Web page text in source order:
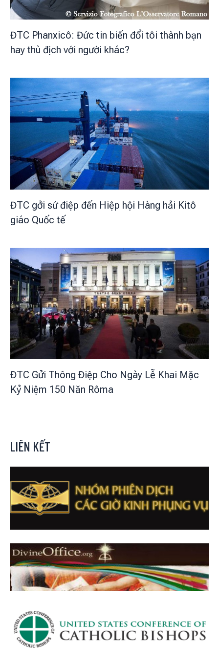
ĐTC Phanxicô: Đức tin biến đổi tôi thành bạn
hay thù địch với người khác?
ĐTC gởi sứ điệp đến Hiệp hội Hàng hải Kitô
giáo Quốc tế
ĐTC Gửi Thông Điệp Cho Ngày Lễ Khai Mặc
Kỷ Niệm 150 Năn Rôma
LIÊN KẾT